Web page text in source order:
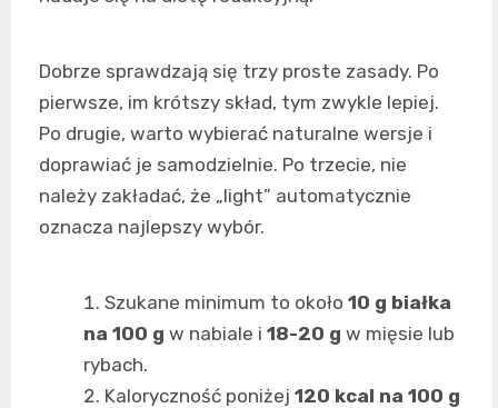
Dobrze sprawdzają się trzy proste zasady. Po
pierwsze, im krótszy skład, tym zwykle lepiej.
Po drugie, warto wybierać naturalne wersje i
doprawiać je samodzielnie. Po trzecie, nie
należy zakładać, że „light” automatycznie
oznacza najlepszy wybór.
Szukane minimum to około 10 g białka
na 100 g w nabiale i 18-20 g w mięsie lub
rybach.
Kaloryczność poniżej 120 kcal na 100 g